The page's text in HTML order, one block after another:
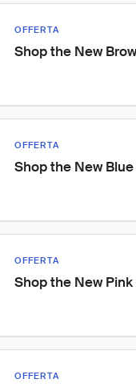
OFFERTA
Shop the New
OFFERTA
Shop the New
OFFERTA
Shop the New
OFFERTA